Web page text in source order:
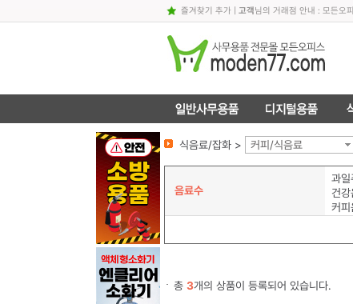
즐겨찾기 추가| 고객님의 거래점 안내 : 모든오
식음료/잡화 > 커피/식음료
음료수
과
건
커피
총 3개의 상품이 등록되어 있습니다.